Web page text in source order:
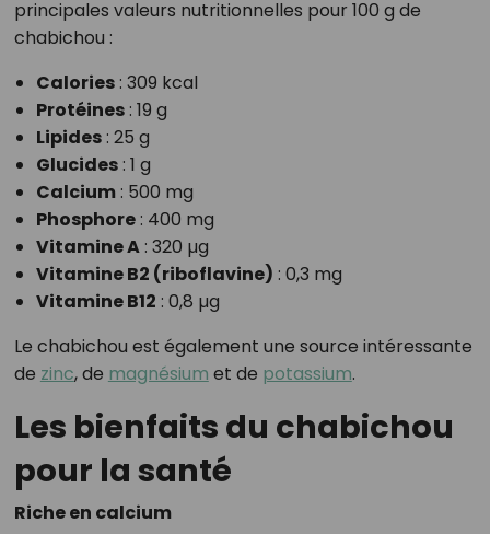
principales valeurs nutritionnelles pour 100 g de
chabichou :
Calories: 309 kcal
Protéines: 19 g
Lipides: 25 g
Glucides: 1 g
Calcium: 500 mg
Phosphore: 400 mg
Vitamine A: 320 µg
Vitamine B2 (riboflavine) : 0,3 mg
Vitamine B12 : 0,8 µg
Le chabichou est également une source intéressante
de zinc, de magnésium et de potassium.
Les bienfaits du chabichou
pour la santé
Riche en calcium